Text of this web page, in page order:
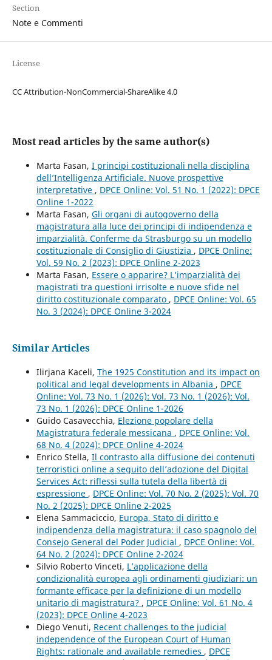
Section
Note e Commenti
License
CC Attribution-NonCommercial-ShareAlike 4.0
Most read articles by the same author(s)
Marta Fasan, I principi costituzionali nella disciplina
dell’Intelligenza Artificiale. Nuove prospettive
interpretative , DPCE Online: Vol. 51 No. 1 (2022): DPCE
Online 1-2022
Marta Fasan, Gli organi di autogoverno della
magistratura alla luce dei principi di indipendenza e
imparzialità. Conferme da Strasburgo su un modello
costituzionale di Consiglio di Giustizia , DPCE Online:
Vol. 59 No. 2 (2023): DPCE Online 2-2023
Marta Fasan, Essere o apparire? L’imparzialità dei
magistrati tra questioni irrisolte e nuove sfide nel
diritto costituzionale comparato , DPCE Online: Vol. 65
No. 3 (2024): DPCE Online 3-2024
Similar Articles
Ilirjana Kaceli, The 1925 Constitution and its impact on
political and legal developments in Albania , DPCE
Online: Vol. 73 No. 1 (2026): Vol. 73 No. 1 (2026): Vol.
73 No. 1 (2026): DPCE Online 1-2026
Guido Casavecchia, Elezione popolare della
Magistratura federale messicana , DPCE Online: Vol.
68 No. 4 (2024): DPCE Online 4-2024
Enrico Stella, Il contrasto alla diffusione dei contenuti
terroristici online a seguito dell’adozione del Digital
Services Act: riflessi sulla tutela della libertà di
espressione , DPCE Online: Vol. 70 No. 2 (2025): Vol. 70
No. 2 (2025): DPCE Online 2-2025
Elena Sammaciccio, Europa, Stato di diritto e
indipendenza della magistratura: il caso spagnolo del
Consejo General del Poder Judicial , DPCE Online: Vol.
64 No. 2 (2024): DPCE Online 2-2024
Silvio Roberto Vinceti, L’applicazione della
condizionalità europea agli ordinamenti giudiziari: un
formante efficace per la definizione di un modello
unitario di magistratura? , DPCE Online: Vol. 61 No. 4
(2023): DPCE Online 4-2023
Diego Venuti, Recent challenges to the judicial
independence of the European Court of Human
Rights: rationale and available remedies , DPCE